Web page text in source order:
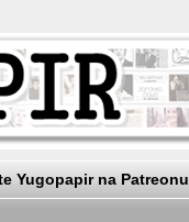
Yugopapir na Patreonu